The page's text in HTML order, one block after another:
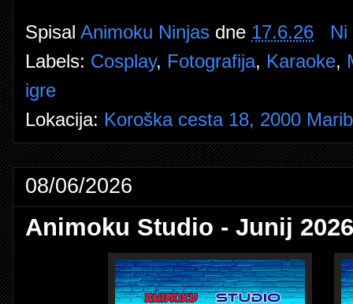
Spisal Animoku Ninjas dne 17.6.26
Labels: Cosplay, Fotografija, Karaoke,
igre
Lokacija: Koroška cesta 18, 2000
08/06/2026
Animoku Studio - Junij